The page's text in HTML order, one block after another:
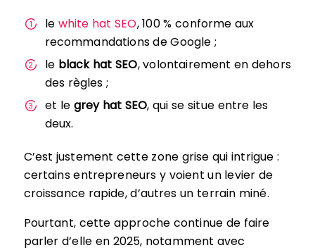
le white hat SEO, 100 % conforme aux
recommandations de Google ;
le black hat SEO, volontairement en dehors
des règles ;
et le grey hat SEO, qui se situe entre les
deux.
C’est justement cette zone grise qui intrigue :
certains entrepreneurs y voient un levier de
croissance rapide, d’autres un terrain miné.
Pourtant, cette approche continue de faire
parler d’elle en 2025, notamment avec